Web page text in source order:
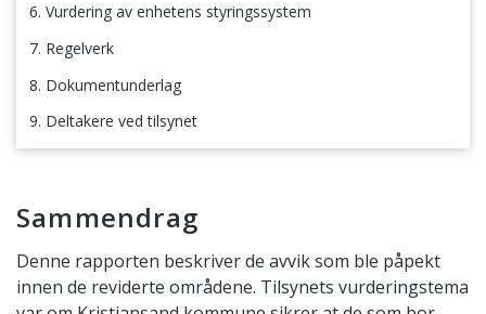
6. Vurdering av enhetens styringssystem
7. Regelverk
8. Dokumentunderlag
9. Deltakere ved tilsynet
Sammendrag
Denne rapporten beskriver de avvik som ble påpekt
innen de reviderte områdene. Tilsynets vurderingstema